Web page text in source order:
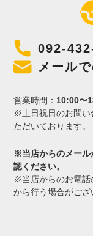
092-
メール
営業時間： 10:00〜
※土日祝日のお問い
ただいております。
※当店からのメール
認ください。
※当店からのお電話
から行う場合がござ